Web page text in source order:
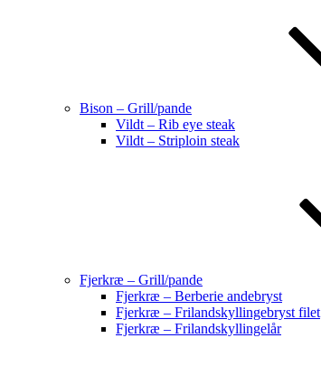
Bison – Grill/pande
Vildt – Rib eye steak
Vildt – Striploin steak
Fjerkræ – Grill/pande
Fjerkræ – Berberie andebryst
Fjerkræ – Frilandskyllingebryst filet
Fjerkræ – Frilandskyllingelår